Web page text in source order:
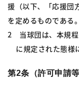
援（以下、「応援団
を定めるものである。
2 当球団は、本規程
に規定された態様
第2条（許可申請等